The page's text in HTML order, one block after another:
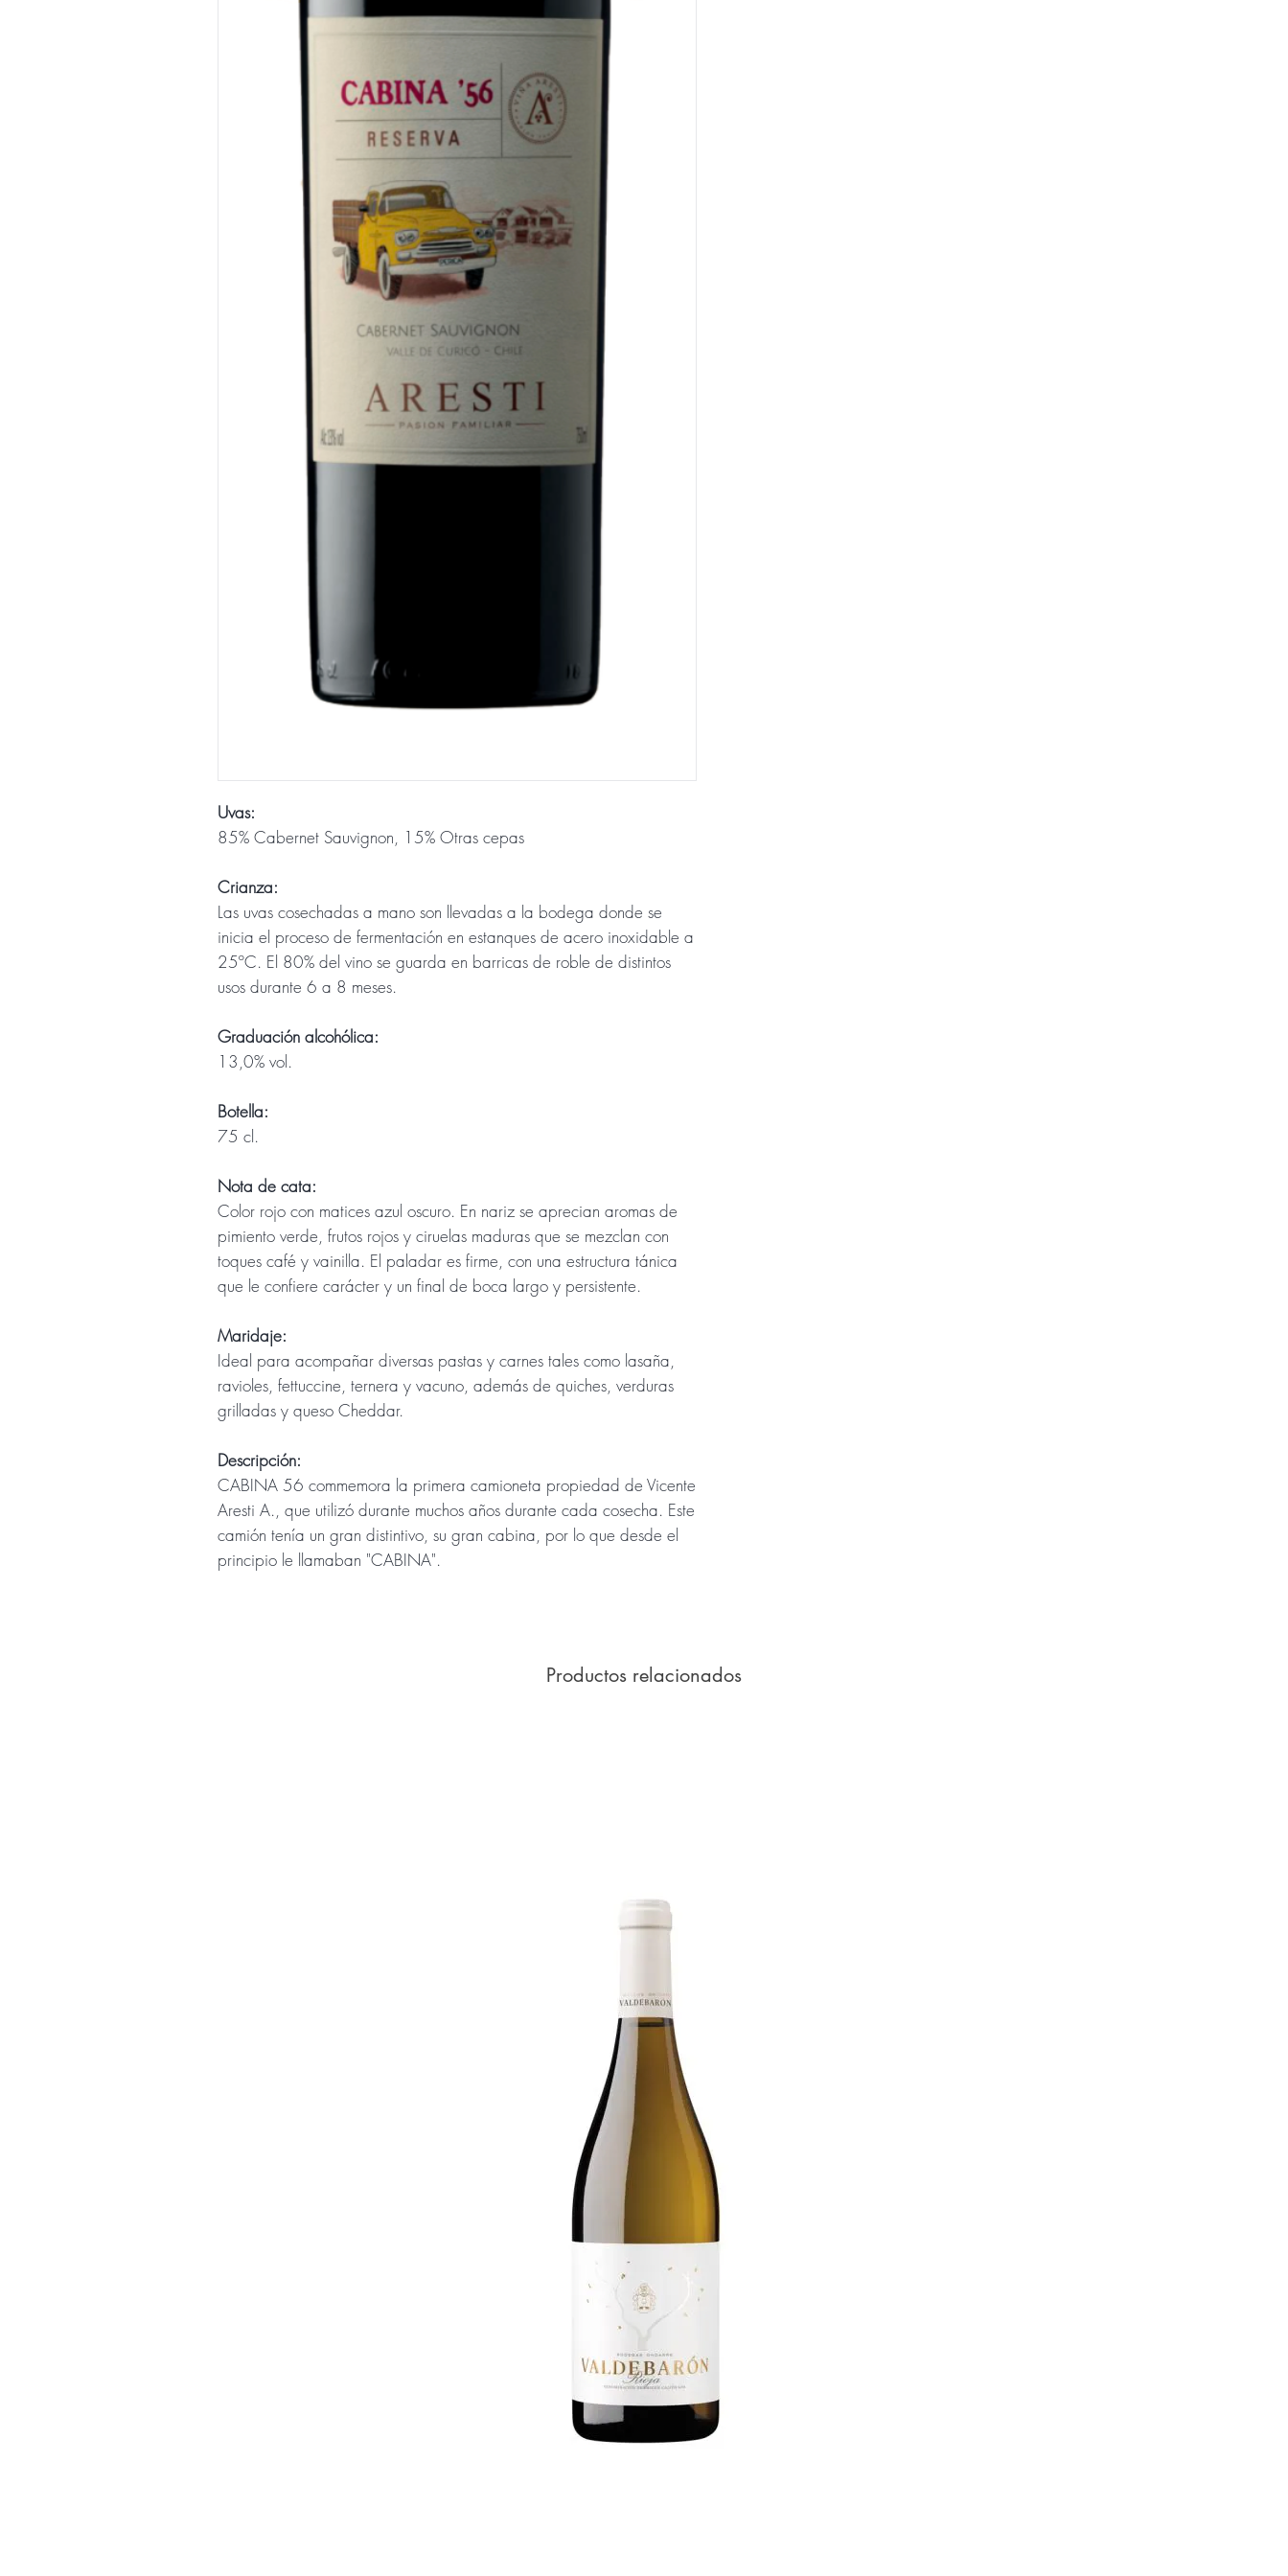
Uvas:
85% Cabernet Sauvignon, 15% Otras cepas
Crianza:
Las uvas cosechadas a mano son llevadas a la bodega donde se
inicia el proceso de fermentación en estanques de acero inoxidable a
25ºC. El 80% del vino se guarda en barricas de roble de distintos
usos durante 6 a 8 meses.
Graduación alcohólica:
13,0% vol.
Botella:
75 cl.
Nota de cata:
Color rojo con matices azul oscuro. En nariz se aprecian aromas de
pimiento verde, frutos rojos y ciruelas maduras que se mezclan con
toques café y vainilla. El paladar es firme, con una estructura tánica
que le confiere carácter y un final de boca largo y persistente.
Maridaje:
Ideal para acompañar diversas pastas y carnes tales como lasaña,
ravioles, fettuccine, ternera y vacuno, además de quiches, verduras
grilladas y queso Cheddar.
Descripción:
CABINA 56 commemora la primera camioneta propiedad de Vicente
Aresti A., que utilizó durante muchos años durante cada cosecha. Este
camión tenía un gran distintivo, su gran cabina, por lo que desde el
principio le llamaban "CABINA".
Productos relacionados